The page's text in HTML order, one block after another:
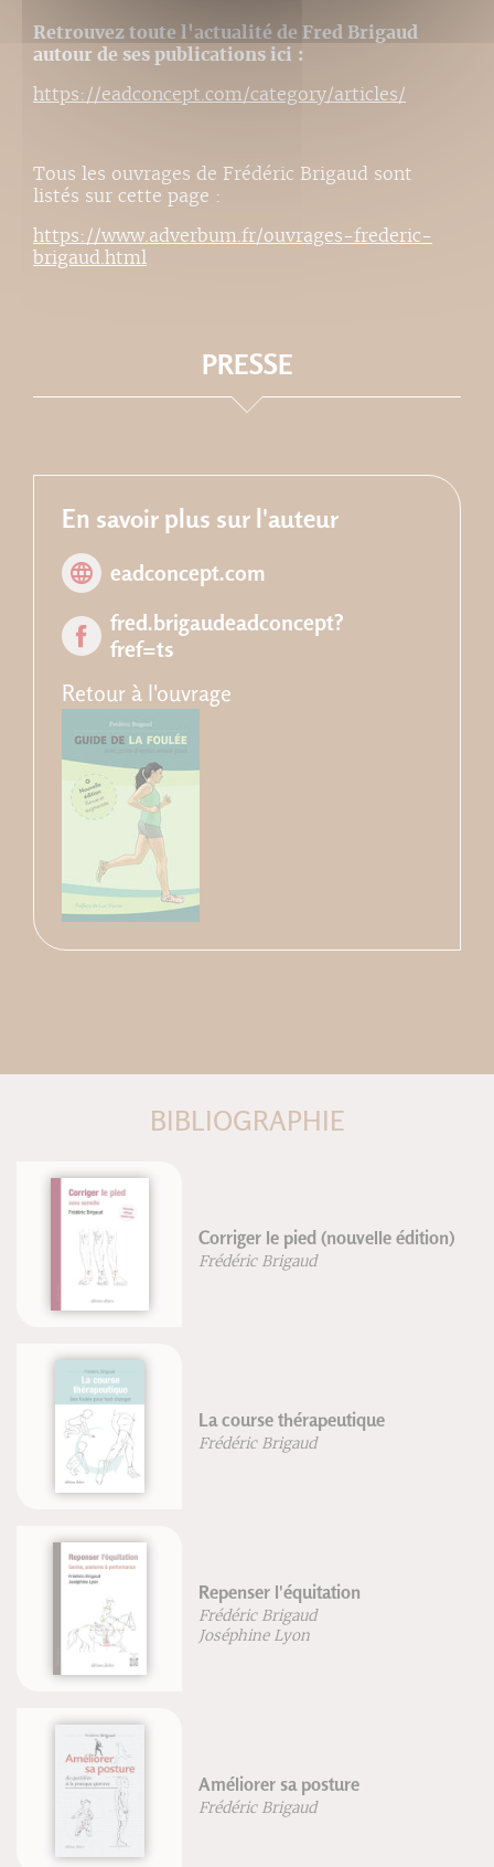
Retrouvez toute l'actualité de Fred Brigaud
autour de ses publications ici :
https://eadconcept.com/category/articles/
Tous les ouvrages de Frédéric Brigaud sont
listés sur cette page :
https://www.adverbum.fr/ouvrages-frederic-
brigaud.html
PRESSE
En savoir plus sur l'auteur
eadconcept.com
fred.brigaudeadconcept?
fref=ts
Retour à l'ouvrage
BIBLIOGRAPHIE
La course à pied
Frédéric Brigaud
La marche & la performance
sportive
Frédéric Brigaud
Corriger la posture et les
instabilités articulaires
Frédéric Brigaud